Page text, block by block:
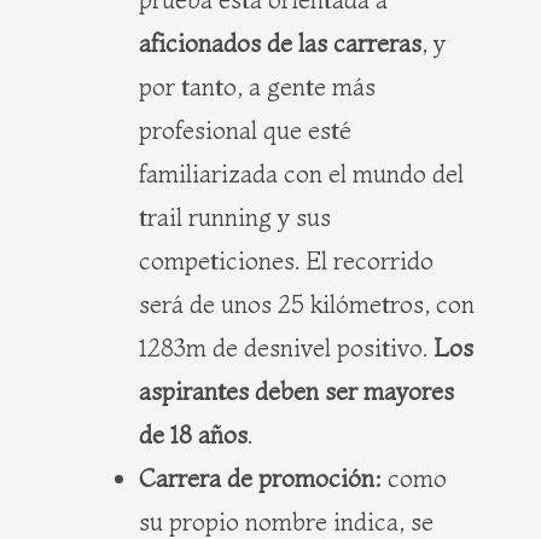
aficionados de las carreras, y
por tanto, a gente más
profesional que esté
familiarizada con el mundo del
trail running y sus
competiciones. El recorrido
será de unos 25 kilómetros, con
1283m de desnivel positivo. Los
aspirantes deben ser mayores
de 18 años.
Carrera de promoción: como
su propio nombre indica, se